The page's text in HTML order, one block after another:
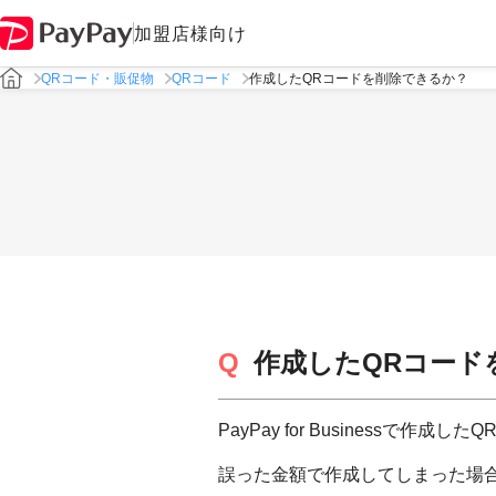
加盟店様向け
QRコード・販促物 QRコード 作成したQRコードを削除できるか？
作成したQRコード
PayPay for Businessで作成した
誤った金額で作成してしまった場